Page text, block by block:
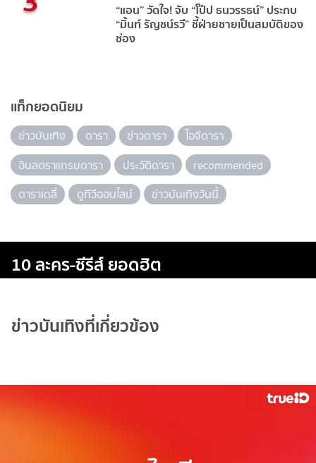
“แอน” วัดใจ! จับ “โป๊ป ธนวรรธน์” ประกบ
“มิ้นท์ รัญชน์รวี” ชี้ฝ่ายชายเป็นสมบัติของ
ช่อง
แท็กยอดนิยม
ข่าวบันเทิง ดารา ข่าวดารา
ไอจีดารา
อินสตราแกรมดารา
ประวัติดารา
recommended
ดาราเดลี่
ดูทีวีออนไลน์ ข่าวบันเทิงวันนี้
10 ละคร-ซีรีส์ ยอดฮิต
ข่าวบันเทิงที่เกี่ยวข้อง